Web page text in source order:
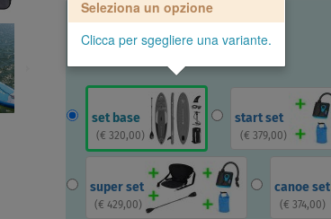
Seleziona un opzione
Clicca per sgegliere una variante.
set base
(€ 320,00)
start set
(€ 379,00)
super set
(€ 429,00)
canoe set
(€ 374,00)